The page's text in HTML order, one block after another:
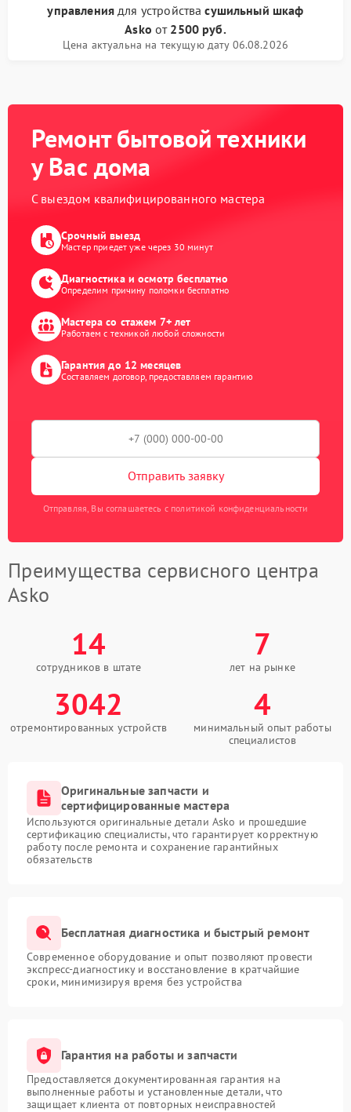
управления для устройствасушильный шкаф
Asko от 2500 руб.
Цена актуальна на текущую дату 06.08.2026
Ремонт бытовой техники
у Вас дома
С выездом квалифицированного мастера
Срочный выезд
Мастер приедет уже через 30 минут
Диагностика и осмотр бесплатно
Определим причину поломки бесплатно
Мастера со стажем 7+ лет
Работаем с техникой любой сложности
Гарантия до 12 месяцев
Составляем договор, предоставляем гарантию
Отправить заявку
Отправляя, Вы соглашаетесь с политикой конфиденциальности
Преимущества сервисного центра
Asko
14
сотрудников в штате
7
лет на рынке
3042
отремонтированных устройств
4
минимальный опыт работы
специалистов
Оригинальные запчасти и
сертифицированные мастера
Используются оригинальные детали Asko и прошедшие
сертификацию специалисты, что гарантирует корректную
работу после ремонта и сохранение гарантийных
обязательств
Бесплатная диагностика и быстрый ремонт
Современное оборудование и опыт позволяют провести
экспресс-диагностику и восстановление в кратчайшие
сроки, минимизируя время без устройства
Гарантия на работы и запчасти
Предоставляется документированная гарантия на
выполненные работы и установленные детали, что
защищает клиента от повторных неисправностей